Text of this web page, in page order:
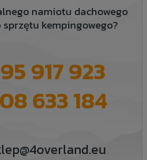
namiotu dachowego
kempingowego?
917 923
633 184